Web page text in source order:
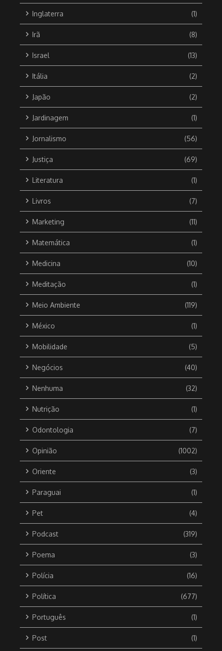
Inglaterra (1)
Irã (8)
Israel (13)
Itália (2)
Japão (2)
Jardinagem (1)
Jornalismo (56)
Justiça (69)
Literatura (1)
Livros (7)
Marketing (11)
Matemática (1)
Medicina (10)
Meditação (1)
Meio Ambiente (119)
México (1)
Mobilidade (5)
Negócios (40)
Nenhuma (32)
Nutrição (1)
Odontologia (7)
Opinião (1002)
Oriente (3)
Paraguai (1)
Pet (4)
Podcast (319)
Poema (3)
Polícia (16)
Política (677)
Português (1)
Post (1)